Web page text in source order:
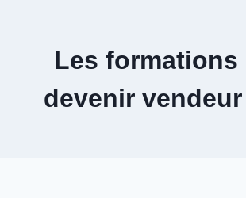
Les formations
devenir